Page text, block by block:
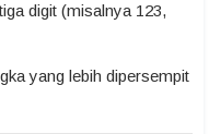
digit (misalnya 123,
yang lebih dipersempit